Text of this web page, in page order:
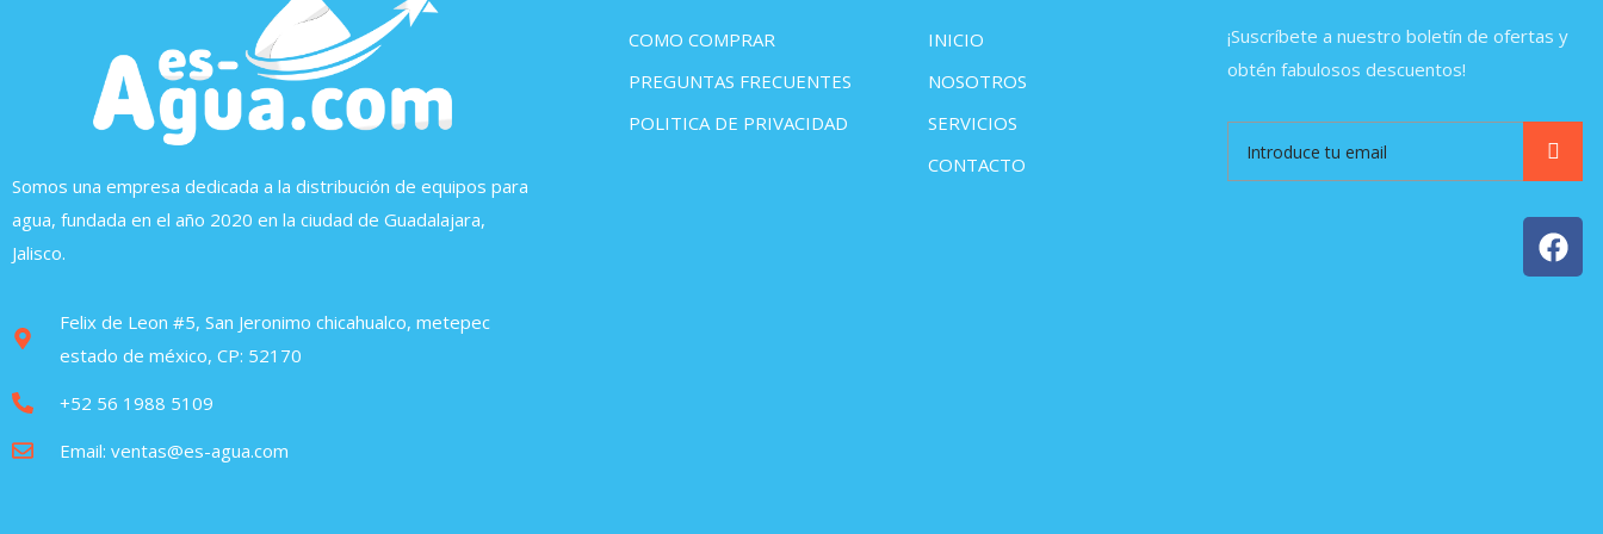
Somos una empresa dedicada a la distribución de equipos para
agua, fundada en el año 2020 en la ciudad de Guadalajara,
Jalisco.
Felix de Leon #5, San Jeronimo chicahualco, metepec
estado de méxico, CP: 52170
+52 56 1988 5109
Email: ventas@es-agua.com
COMO COMPRAR
PREGUNTAS FRECUENTES
POLITICA DE PRIVACIDAD
INICIO
NOSOTROS
SERVICIOS
CONTACTO
¡Suscríbete a nuestro boletín de ofertas y
obtén fabulosos descuentos!